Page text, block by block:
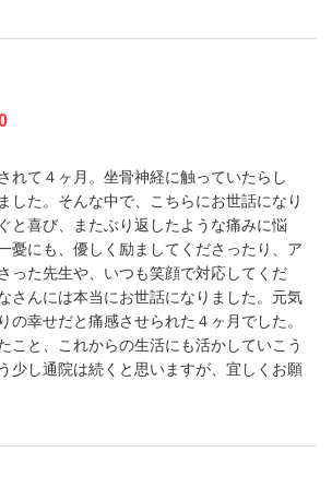
れて４ヶ月。坐骨神経に触っていたらし
した。そんな中で、こちらにお世話になり
と喜び、またぶり返したような痛みに悩
憂にも、優しく励ましてくださったり、ア
った先生や、いつも笑顔で対応してくだ
さんには本当にお世話になりました。元気
の幸せだと痛感させられた４ヶ月でした。
こと、これからの生活にも活かしていこう
少し通院は続くと思いますが、宜しくお願